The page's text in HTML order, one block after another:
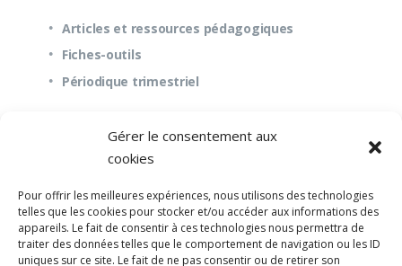
Gérer le consentement aux
cookies
Pour offrir les meilleures expériences, nous utilisons des technologies
telles que les cookies pour stocker et/ou accéder aux informations des
appareils. Le fait de consentir à ces technologies nous permettra de
traiter des données telles que le comportement de navigation ou les ID
uniques sur ce site. Le fait de ne pas consentir ou de retirer son
Articles et ressources pédagogiques
Fiches-outils
Périodique trimestriel
QUESTIONS FRÉQUENTES
Questions fréquentes (FAQ)
Mission et pédagogie